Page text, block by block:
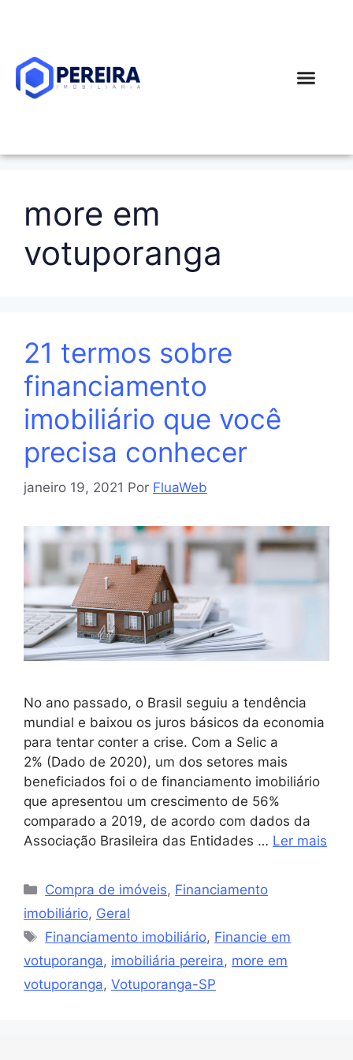
more em
votuporanga
21 termos sobre
financiamento
imobiliário que você
precisa conhecer
janeiro 19, 2021 Por FluaWeb
No ano passado, o Brasil seguiu a tendência
mundial e baixou os juros básicos da economia
para tentar conter a crise. Com a Selic a
2% (Dado de 2020), um dos setores mais
beneficiados foi o de financiamento imobiliário
que apresentou um crescimento de 56%
comparado a 2019, de acordo com dados da
Associação Brasileira das Entidades … Ler mais
Compra de imóveis, Financiamento
imobiliário, Geral
Financiamento imobiliário, Financie em
votuporanga, imobiliária pereira, more em
votuporanga, Votuporanga-SP